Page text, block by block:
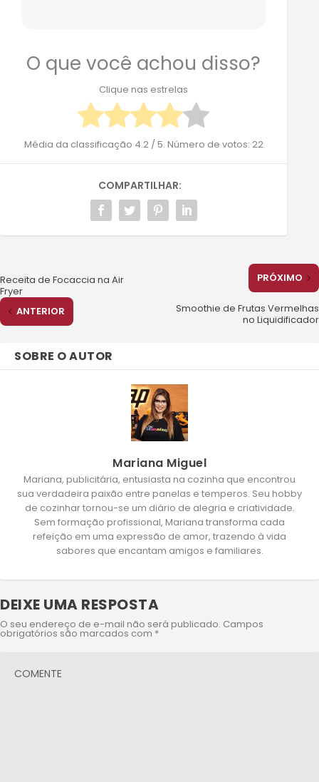
O que você achou disso?
Clique nas estrelas
Média da classificação 4.2/ 5. Número de votos: 22
COMPARTILHAR:
Receita de Focaccia na Air
Fryer
ANTERIOR
PRÓXIMO
Smoothie de Frutas Vermelhas
no Liquidificador
SOBRE O AUTOR
Mariana Miguel
Mariana, publicitária, entusiasta na cozinha que encontrou
sua verdadeira paixão entre panelas e temperos. Seu hobby
de cozinhar tornou-se um diário de alegria e criatividade.
Sem formação profissional, Mariana transforma cada
refeição em uma expressão de amor, trazendo à vida
sabores que encantam amigos e familiares.
DEIXE UMA RESPOSTA
O seu endereço de e-mail não será publicado. Campos
obrigatórios são marcados com *